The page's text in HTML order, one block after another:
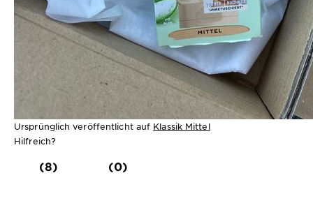
Ursprünglich veröffentlicht auf Klassik Mittel
Hilfreich?
(8) (0)